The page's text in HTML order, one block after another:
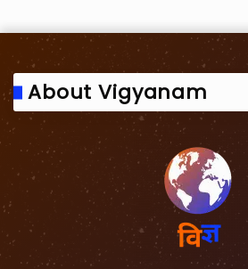
About Vigyanam